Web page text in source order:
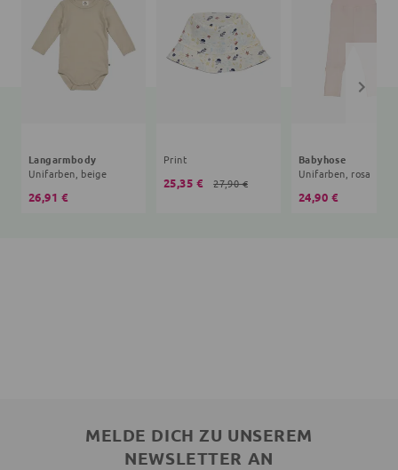
Langarmbody
Unifarben, beige
26,91 €
Print
25,35 € 27,90 €
Babyhose
Unifarben, rosa
24,90 €
MELDE DICH ZU UNSEREM
NEWSLETTER AN